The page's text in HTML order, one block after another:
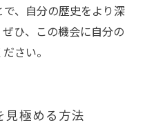
、自分の歴史をより深
ひ、この機会に自分の
さい。
見極める方法